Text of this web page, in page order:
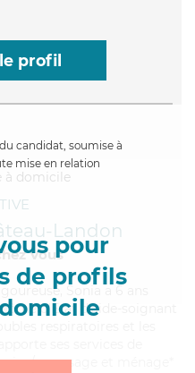
profil
candidat, soumise à
mise en relation
pour
de profils
Landon
Vous
Sonia a 6 ans
d'Etat d'aide-soignant
repassage et ménage*